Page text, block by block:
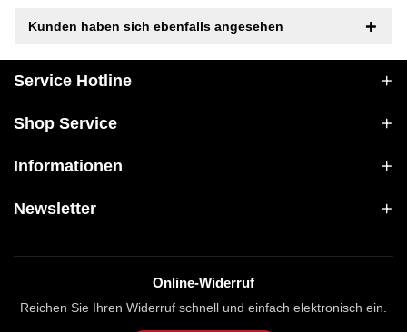
Kunden haben sich ebenfalls angesehen
Service Hotline
Shop Service
Informationen
Newsletter
Online-Widerruf
Reichen Sie Ihren Widerruf schnell und einfach elektronisch ein.